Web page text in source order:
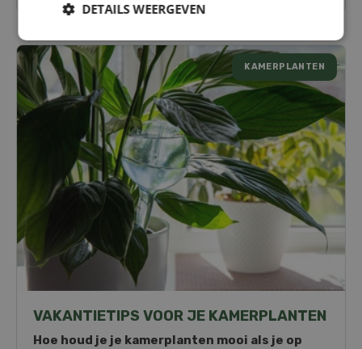
VAKANTIETIPS VOOR JE KAMERPLANTEN
KAMERPLANTEN
Hoe houd je je kamerplanten mooi als je op
DETAILS WEERGEVEN